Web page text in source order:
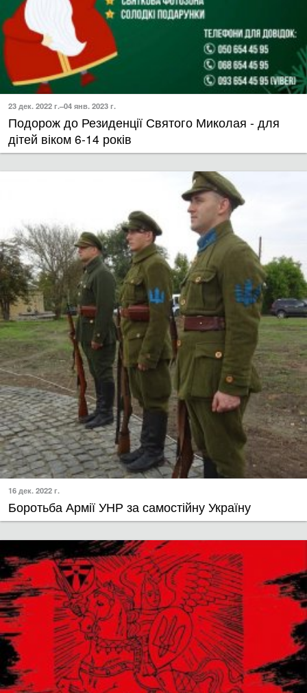
23 дек. 2022 г.–04 янв. 2023 г.
Подорож до Резиденції Святого Миколая - для
дітей віком 6-14 років
16 дек. 2022 г.
Боротьба Армії УНР за самостійну Україну